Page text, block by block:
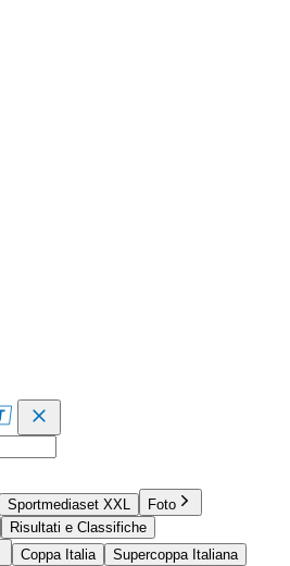
Sportmediaset XXL
Foto
Risultati e Classifiche
Coppa Italia
Supercoppa Italiana